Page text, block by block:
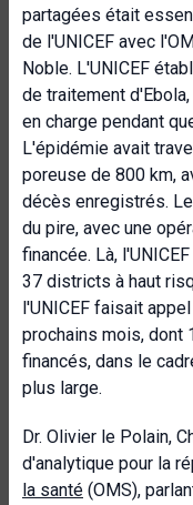
partagées était
de l'UNICEF avec
Noble. L'UNICEF
de traitement
en charge pendant
L'épidémie avait
poreuse de 800 km,
décès enregistrés.
du pire, avec une
financée. Là,
37 districts à haut
l'UNICEF faisait
prochains mois, dont
financés, dans le
plus large.
Dr. Olivier le Polain,
d'analytique pour la
la santé (OMS),